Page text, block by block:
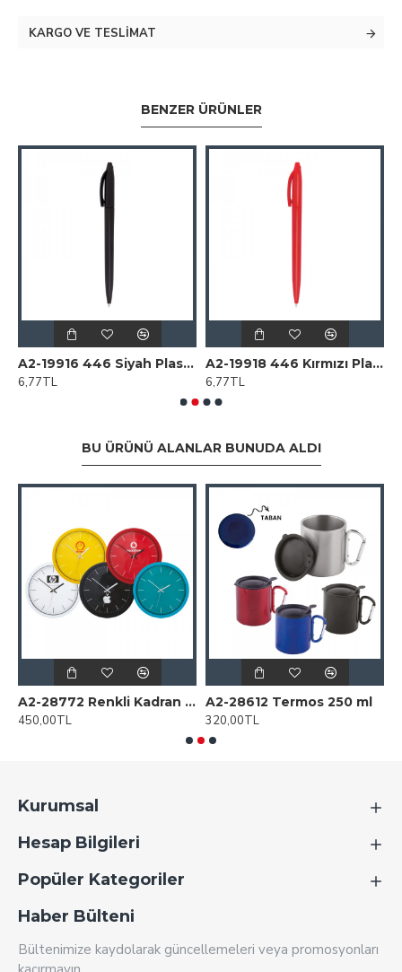
KARGO VE TESLIMAT
BENZER ÜRÜNLER
A2-19916 446 Siyah Plastik Tükenmez Kalem
6,77TL
A2-19918 446 Kırmızı Plastik Tükenmez Kalem
6,77TL
BU ÜRÜNÜ ALANLAR BUNUDA ALDI
A2-28772 Renkli Kadran Plastik Duvar Saati
450,00TL
A2-28612 Termos 250 ml
320,00TL
Kurumsal
Hesap Bilgileri
Popüler Kategoriler
Haber Bülteni
Bültenimize kaydolarak güncellemeleri veya promosyonları